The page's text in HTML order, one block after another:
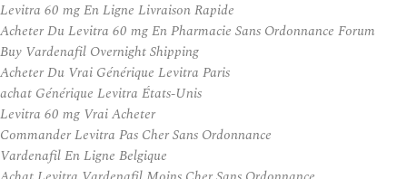
Levitra 60 mg En Ligne Livraison Rapide
Acheter Du Levitra 60 mg En Pharmacie Sans Ordonnance Forum
Buy Vardenafil Overnight Shipping
Acheter Du Vrai Générique Levitra Paris
achat Générique Levitra États-Unis
Levitra 60 mg Vrai Acheter
Commander Levitra Pas Cher Sans Ordonnance
Vardenafil En Ligne Belgique